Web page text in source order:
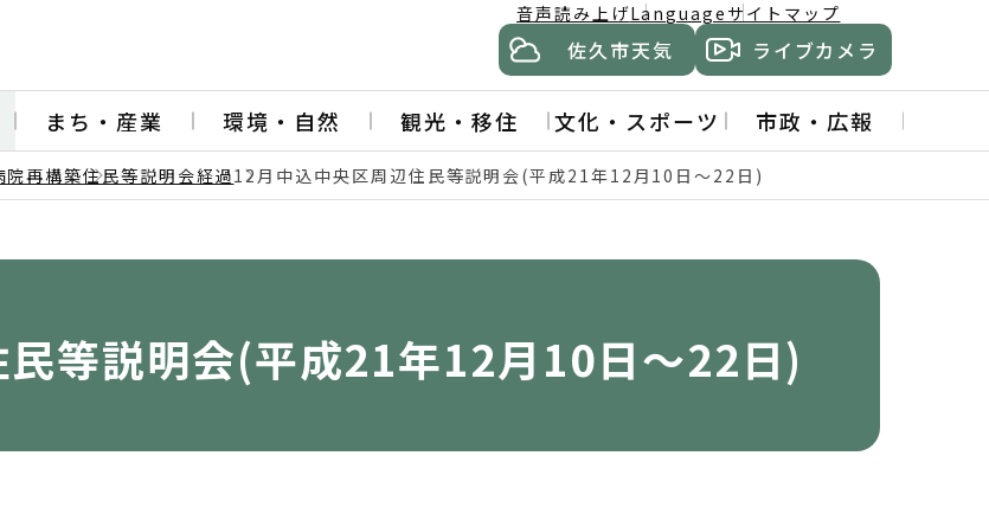
音声読み上げLanguage サイトマップ
佐久市天気 ライブカメラ
まち・産業 環境・自然 観光・移住 文化・スポーツ 市政・広報
院再構築住民等説明会経過12月中込中央区周辺住民等説明会(平成21年12月10日～22日)
等説明会(平成21年12月10日～22日)